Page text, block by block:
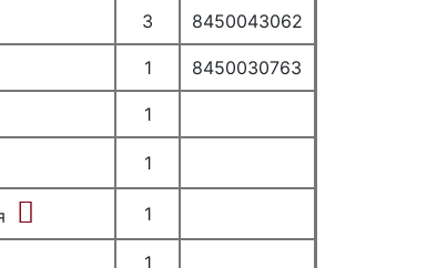
3 8450043062
1 8450030763
1
1
1
1